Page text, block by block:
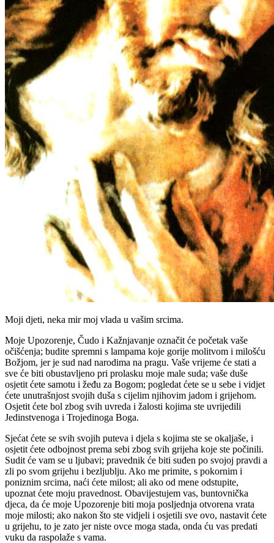
Moji djeti, neka mir moj vlada u vašim srcima.
Moje Upozorenje, Čudo i Kažnjavanje označit će početak vaše
očišćenja; budite spremni s lampama koje gorije molitvom i milošću
Božjom, jer je sud nad narodima na pragu. Vaše vrijeme će stati a
sve će biti obustavljeno pri prolasku moje male suda; vaše duše
osjetit ćete samotu i žeđu za Bogom; pogledat ćete se u sebe i vidjet
ćete unutrašnjost svojih duša s cijelim njihovim jadom i grijehom.
Osjetit ćete bol zbog svih uvreda i žalosti kojima ste uvrijedili
Jedinstvenoga i Trojedinoga Boga.
Sjećat ćete se svih svojih puteva i djela s kojima ste se okaljaše, i
osjetit ćete odbojnost prema sebi zbog svih grijeha koje ste počinili.
Sudit će vam se u ljubavi; pravednik će biti suđen po svojoj pravdi a
zli po svom grijehu i bezljublju. Ako me primite, s pokornim i
poniznim srcima, naći ćete milost; ali ako od mene odstupite,
upoznat ćete moju pravednost. Obavijestujem vas, buntovnička
djeca, da će moje Upozorenje biti moja posljednja otvorena vrata
moje milosti; ako nakon što ste vidjeli i osjetili sve ovo, nastavit ćete
u grijehu, to je zato jer niste ovce moga stada, onda ću vas predati
vuku da raspolaže s vama.